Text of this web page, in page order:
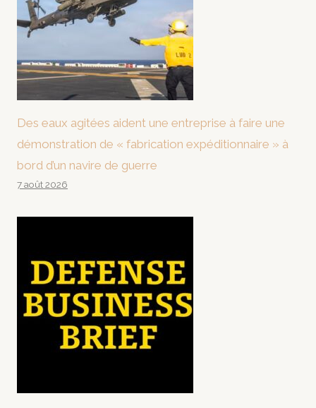
Des eaux agitées aident une entreprise à faire une
démonstration de « fabrication expéditionnaire » à
bord d’un navire de guerre
7 août 2026